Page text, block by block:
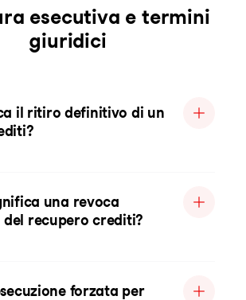
esecutiva e termini
giuridici
il ritiro definitivo di un
una revoca
recupero crediti?
forzata per